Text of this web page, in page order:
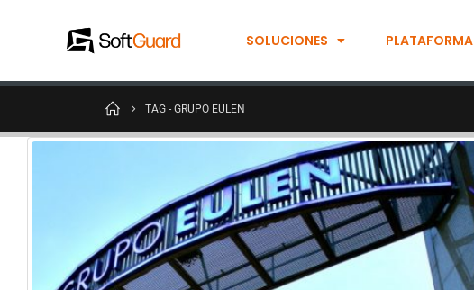
SOLUCIONES PLATAFORMA
TAG - GRUPO EULEN